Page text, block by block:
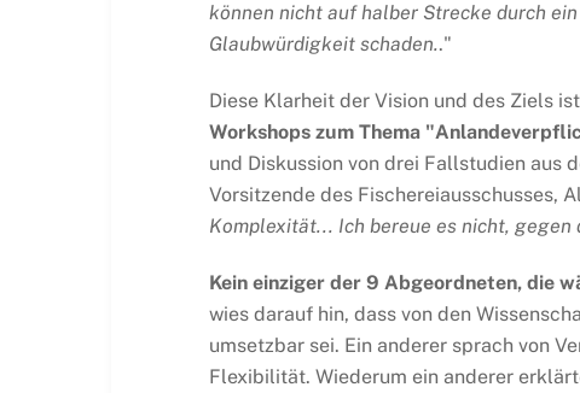
können nicht auf halber Strecke durch
Glaubwürdigkeit schaden.."
Diese Klarheit der Vision und des Ziels
Workshops zum Thema
und Diskussion von drei Fallstudien aus
Vorsitzende des Fischereiausschusses,
Komplexität... Ich bereue es nicht,
Kein einziger der 9 Abgeordneten, die
wies darauf hin, dass von den
umsetzbar sei. Ein anderer sprach von
Flexibilität. Wiederum ein anderer